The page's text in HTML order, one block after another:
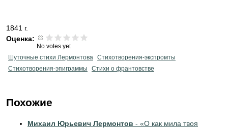
1841 г.
Оценка:
No votes yet
Шуточные стихи Лермонтова Стихотворения-экспромты
Стихотворения-эпиграммы
Стихи о франтовстве
Похожие
Михаил Юрьевич Лермонтов - «О как мила твоя